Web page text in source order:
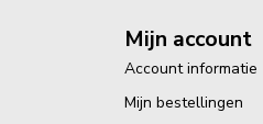
Mijn account
Account informatie
Mijn bestellingen